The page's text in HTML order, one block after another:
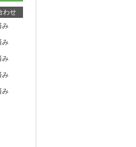
わせ
み
み
み
み
み